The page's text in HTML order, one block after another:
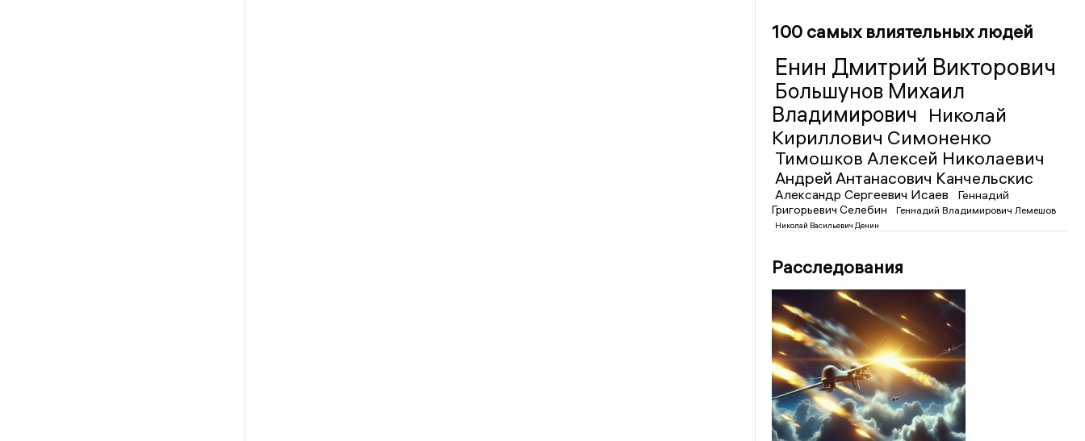
100 самых влиятельных людей
Енин Дмитрий Викторович
Большунов Михаил
Владимирович Николай
Кириллович Симоненко
Тимошков Алексей Николаевич
Андрей Антанасович Канчельскис
Александр Сергеевич Исаев
Геннадий
Григорьевич Селебин
Геннадий Владимирович Лемешов
Николай Васильевич Денин
Расследования